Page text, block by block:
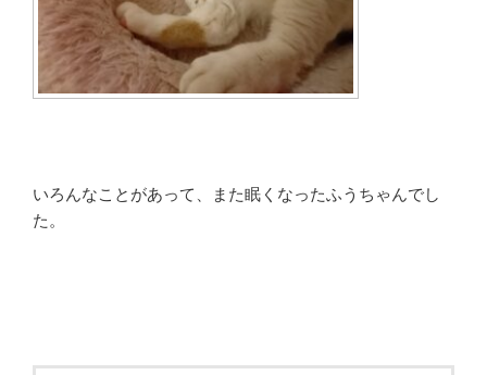
いろんなことがあって、また眠くなったふうちゃんでし
た。